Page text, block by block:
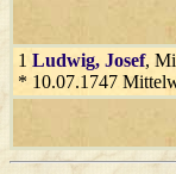
1 Ludwig, Josef,
* 10.07.1747